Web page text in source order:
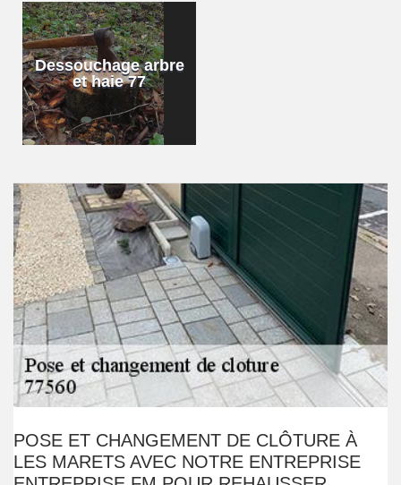
Dessouchage arbre
et haie 77
POSE ET CHANGEMENT DE CLÔTURE À
LES MARETS AVEC NOTRE ENTREPRISE